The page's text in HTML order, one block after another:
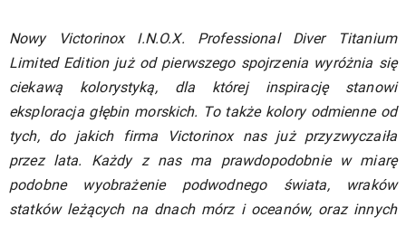
Nowy Victorinox I.N.O.X. Professional Diver Titanium
Limited Edition już od pierwszego spojrzenia wyróżnia się
ciekawą kolorystyką, dla której inspirację stanowi
eksploracja głębin morskich. To także kolory odmienne od
tych, do jakich firma Victorinox nas już przyzwyczaiła
przez lata. Każdy z nas ma prawdopodobnie w miarę
podobne wyobrażenie podwodnego świata, wraków
statków leżących na dnach mórz i oceanów, oraz innych